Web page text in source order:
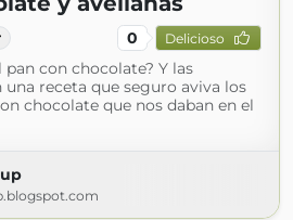
0 Delicioso
con chocolate? Y las
una receta que seguro aviva los
chocolate que nos daban en el